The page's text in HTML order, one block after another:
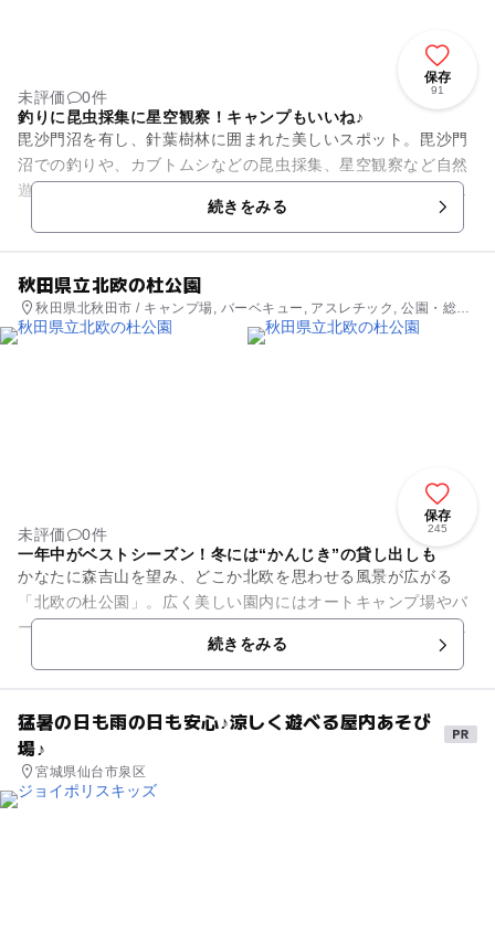
保存
91
未評価
0件
釣りに昆虫採集に星空観察！キャンプもいいね♪
毘沙門沼を有し、針葉樹林に囲まれた美しいスポット。毘沙門
沼での釣りや、カブトムシなどの昆虫採集、星空観察など自然
遊びが満喫できます。施設も充実しており、エリア内にはバー
ベキュー広場、芝生広場、野...続きをみる
秋田県立北欧の杜公園
秋田県北秋田市 / キャンプ場, バーベキュー, アスレチック, 公園・総合
公園
保存
245
未評価
0件
一年中がベストシーズン！冬には“かんじき”の貸し出しも
かなたに森吉山を望み、どこか北欧を思わせる風景が広がる
「北欧の杜公園」。広く美しい園内にはオートキャンプ場やバ
ーベキュー広場、ドッグラン、わんぱく広場、パークゴルフ場
など家族連れが楽しめる施設が...
続きをみる
猛暑の日も雨の日も安心♪涼しく遊べる屋内あそび
場♪
宮城県仙台市泉区